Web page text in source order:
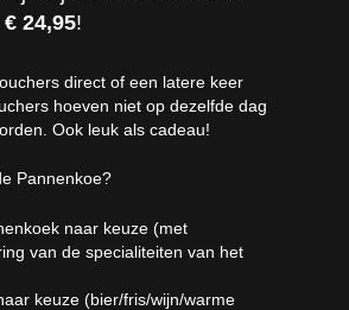
€ 24,95!
direct of een latere keer
hoeven niet op dezelfde dag
Ook leuk als cadeau!
Pannenkoe?
naar keuze (met
van de specialiteiten van het
keuze (bier/fris/wijn/warme